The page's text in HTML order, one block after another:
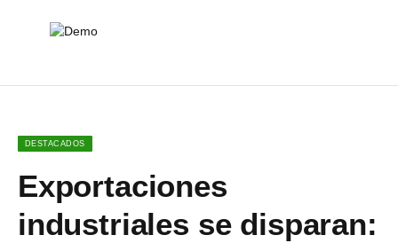
DESTACADOS
Exportaciones
industriales se disparan: